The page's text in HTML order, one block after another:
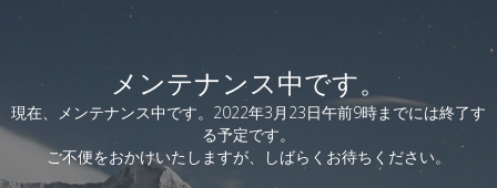
メンテナンス中です。
現在、メンテナンス中です。2022年3月23日午前9時までには終了す
る予定です。
ご不便をおかけいたしますが、しばらくお待ちください。